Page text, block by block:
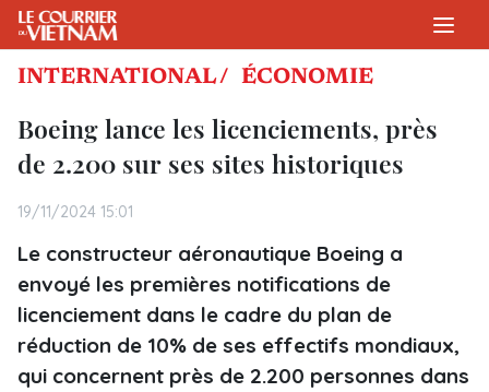
INTERNATIONAL / ÉCONOMIE
Boeing lance les licenciements, près
de 2.200 sur ses sites historiques
19/11/2024 15:01
Le constructeur aéronautique Boeing a
envoyé les premières notifications de
licenciement dans le cadre du plan de
réduction de 10% de ses effectifs mondiaux,
qui concernent près de 2.200 personnes dans